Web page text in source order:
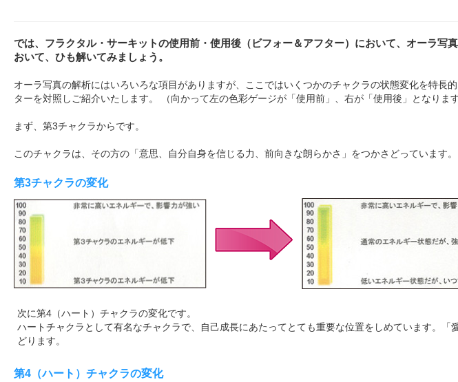
では、フラクタル・サーキットの使用前・使用後（ビフォー＆アフター）において、オーラ写
おいて、ひも解いてみましょう。
オーラ写真の解析にはいろいろな項目がありますが、ここではいくつかのチャクラの状態変化を特長
ターを対照しご紹介いたします。 （向かって左の色彩ゲージが「使用前」、右が「使用後」となります
まず、第3チャクラからです。
このチャクラは、その方の「意思、自分自身を信じる力、前向きな朗らかさ」をつかさどっています。
第3チャクラの変化
次に第4（ハート）チャクラの変化です。
ハートチャクラとして有名なチャクラで、自己成長にあたってとても重要な位置をしめています。「
どります。
第4（ハート）チャクラの変化